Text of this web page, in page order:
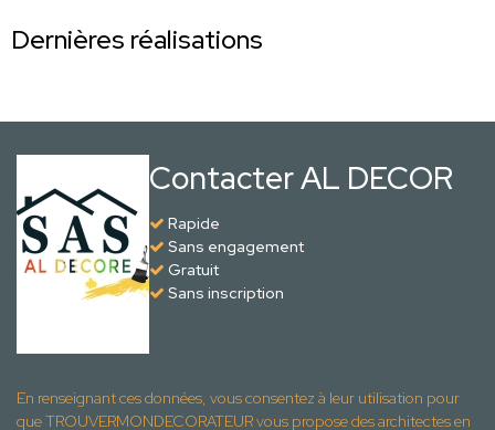
Dernières réalisations
Contacter AL DECOR
Rapide
Sans engagement
Gratuit
Sans inscription
En renseignant ces données, vous consentez à leur utilisation pour
que TROUVERMONDECORATEUR vous propose des architectes en